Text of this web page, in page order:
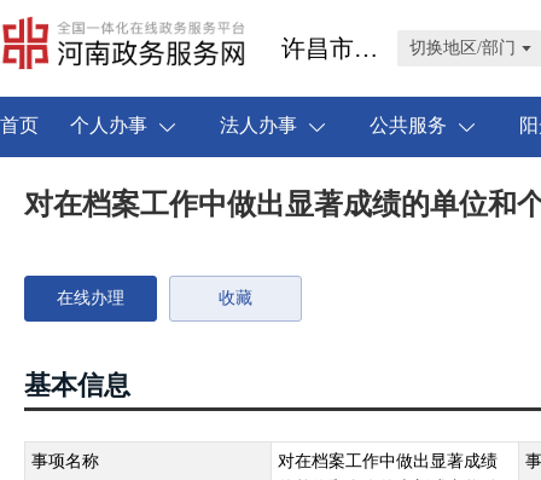
许昌市禹州市 切换地区/部门
首页 个人办事 法人办事 公共服务
对在档案工作中做出显著成绩的单位和
在线办理 收藏
基本信息
事项名称
对在档案工作中做出显著成绩